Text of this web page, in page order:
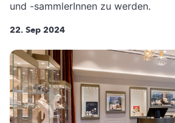
und -sammlerInnen zu werden.
22. Sep 2024